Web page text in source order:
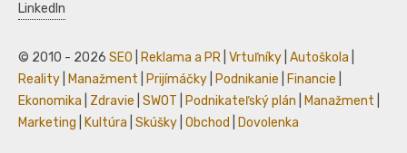
LinkedIn
© 2010 - 2026 SEO Reklama a PR Vrtuľníky Autoškola
Reality
Manažment Prijímáčky Podnikanie Financie
Ekonomika
Zdravie SWOT Podnikateľský plán Manažment
Marketing
Kultúra Skúšky Obchod Dovolenka